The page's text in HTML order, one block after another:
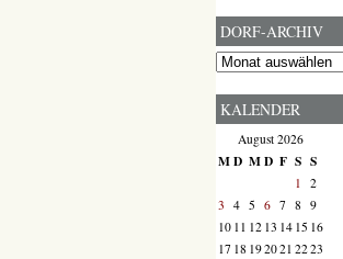
DORF-ARCHIV
Dorf-
KALENDER
August 2026
MD MD F S S
1 2
3 4 5 6 7 8 9
10 11 12 13 14 15 16
17 18 192021 2223